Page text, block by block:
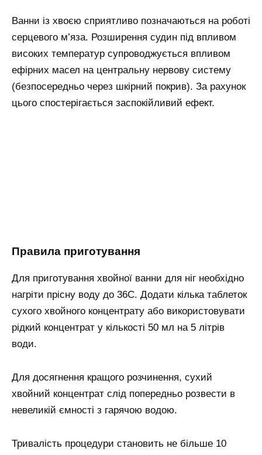
Ванни із хвоєю сприятливо позначаються на роботі
серцевого м’яза. Розширення судин під впливом
високих температур супроводжується впливом
ефірних масел на центральну нервову систему
(безпосередньо через шкірний покрив). За рахунок
цього спостерігається заспокійливий ефект.
Правила приготування
Для приготування хвойної ванни для ніг необхідно
нагріти прісну воду до 36С. Додати кілька таблеток
сухого хвойного концентрату або використовувати
рідкий концентрат у кількості 50 мл на 5 літрів
води.
Для досягнення кращого розчинення, сухий
хвойний концентрат слід попередньо розвести в
невеликій ємності з гарячою водою.
Тривалість процедури становить не більше 10